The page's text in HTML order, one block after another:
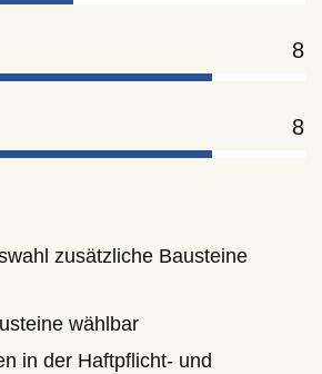
8
8
zusätzliche Bausteine
wählbar
in der Haftpflicht- und